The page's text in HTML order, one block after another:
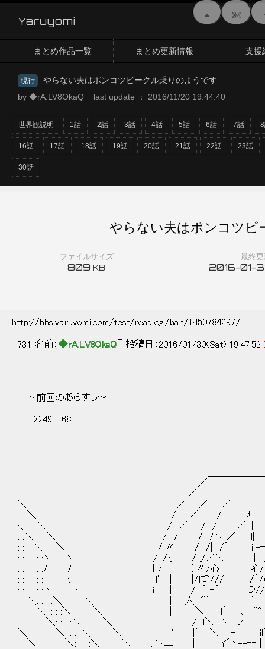
Yaruyomi
まとめ作品一覧 まとめ更新情報 支援
現行
やらない夫はポンコツビークル乗りのようです
by ◆rA.LV8OkaQ last update ： 2016/11/20 19:44:40
世界観説明 1話 2話 3話 4話 5話 6話 7話
16話 17話 18話 19話 20話 21話 22話 23話
30話
ファイルサイズ
809 KB
最終
2016-01-
やらない夫はポンコツビ
http://bbs.yaruyomi.com/test/read.cgi/ban/1450784297/
731 名前： ◆rA.LV8OkaQ [] 投稿日：2016/01/30(Sat) 19:47:52
│～前回のあらす
│ >>495-
／ ｀
／ ﾆ
＼ ／ ／ ／
＼ / ／ / λ
:.、 ＼ / ／ / /
: :＼ ＼ / / / /＼
: : : :＼ ＼ / 〃 / /| /｀
: : : : : :ヽ ヽ / ./｛ / ,/／＼
: : : : : :/ / { / | { 〃/心､ 彳/
: : : : : :| { |l′ | |/ｌつ/// /´/
: : : : : :丶 丶 ｉ| | / ｀ ‐´ ,
￣＼: : : :＼ ＼ | | 人 "" ｀
＼: : : :＼ ＼ ｜ ＼ l｀ ､ "" /
＼: : : :＼ ＼ , / _ｌ＼ ヽ _
＼ ＼: : : :＼ ＼ , ' |´ ＼ -‐ il´/
＼ ＼: : : :＼ ＼ , 'ヽ二 | Y´ヽ--‐‐ | /